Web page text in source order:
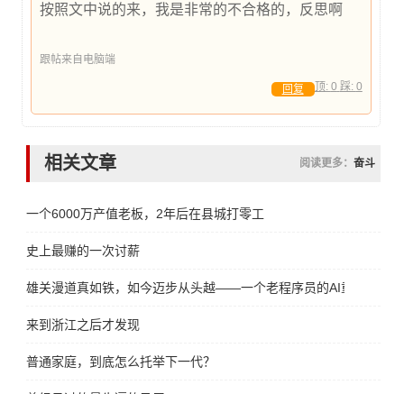
按照文中说的来，我是非常的不合格的，反思啊
跟帖来自电脑端
顶: 0 踩: 0
回复
相关文章 阅读更多： 奋斗
一个6000万产值老板，2年后在县城打零工
史上最赚的一次讨薪
雄关漫道真如铁，如今迈步从头越——一个老程序员的AI重生宣言
来到浙江之后才发现
普通家庭，到底怎么托举下一代？